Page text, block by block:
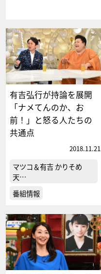
有吉弘行が持論を展開
「ナメてんのか、お
前！」と怒る人たちの
共通点
2018.11.21
マツコ＆有吉 かりそめ
天…
番組情報